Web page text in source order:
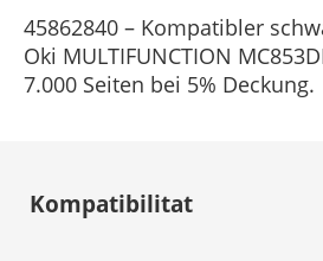
45862840 – Kompatibler
Oki MULTIFUNCTION
7.000 Seiten bei 5% Deckung.
Kompatibilitat